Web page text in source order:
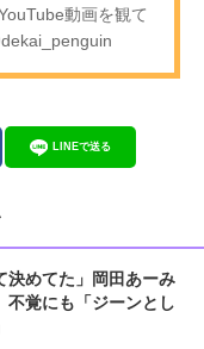
動画を観て
LINEで送る
決めてた」岡田あーみ
不覚にも「ジーンとし